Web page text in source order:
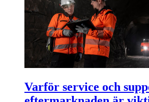
Varför service och